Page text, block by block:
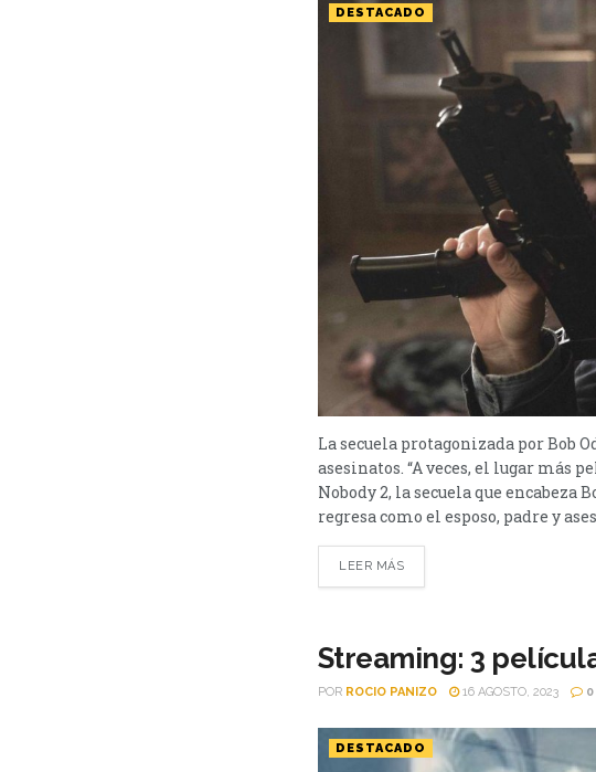
DESTACADO
La secuela protagonizada por Bob
asesinatos. “A veces, el lugar más
Nobody 2, la secuela que encabeza
regresa como el esposo, padre y
LEER MÁS
Streaming: 3
POR ROCIO PANIZO 16 AGOSTO, 2023 0
DESTACADO